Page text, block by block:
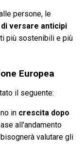
persone, le
versare anticipi
più sostenibili e più
Europea
il seguente:
in crescita dopo
all'andamento
valutare gli